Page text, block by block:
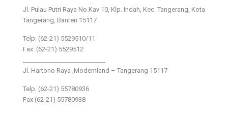
Jl. Pulau Putri Raya No.Kav 10, Klp. Indah, Kec. Tangerang, Kota
Tangerang, Banten 15117
Telp: (62-21) 5529510/11
Fax: (62-21) 5529512
Jl. Hartono Raya ,Modernland – Tangerang 15117
Telp. (62-21) 55780936
Fax (62-21) 55780938